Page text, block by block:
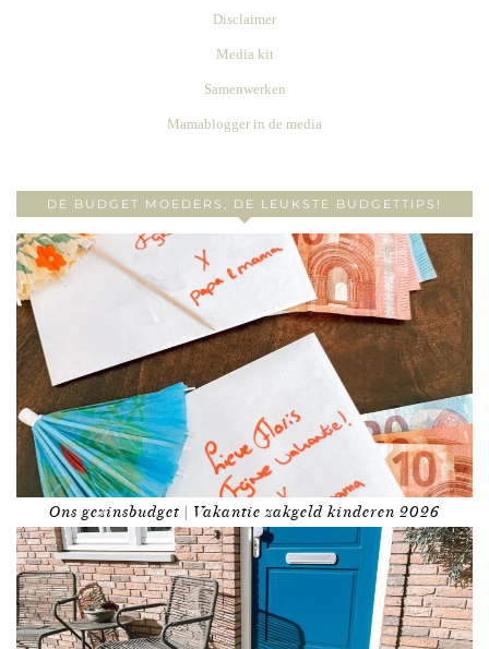
Disclaimer
Media kit
Samenwerken
Mamablogger in de media
DE BUDGET MOEDERS, DE LEUKSTE BUDGETTIPS!
Ons gezinsbudget | Vakantie zakgeld kinderen 2026